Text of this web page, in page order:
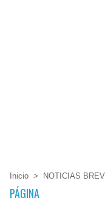
Inicio > NOTICIAS
PÁGINA